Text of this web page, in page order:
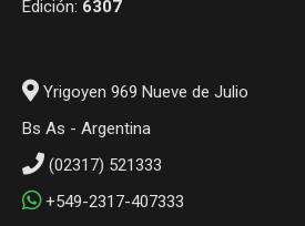
Edición: 6307
Yrigoyen 969 Nueve de Julio
Bs As - Argentina
(02317) 521333
+549-2317-407333